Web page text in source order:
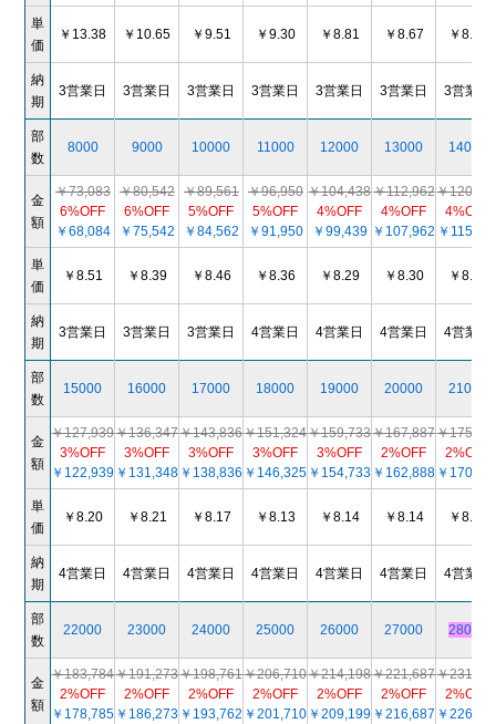
単
価
￥13.38 ￥10.65 ￥9.51 ￥9.30 ￥8.81 ￥8.67 ￥8.66
納
期
3営業日 3営業日 3営業日 3営業日 3営業日 3営業日 3営業日
部
数
8000 9000 10000 11000 12000 13000 14000
金
額
￥73,083
6%OFF
￥68,084
￥80,542
6%OFF
￥75,542
￥89,561
5%OFF
￥84,562
￥96,950
5%OFF
￥91,950
￥104,438
4%OFF
￥99,439
￥112,962
4%OFF
￥107,962
￥
4%OFF
￥
単
価
￥8.51 ￥8.39 ￥8.46 ￥8.36 ￥8.29 ￥8.30 ￥8.25
納
期
3営業日 3営業日 3営業日 4営業日 4営業日 4営業日 4営業日
部
数
15000 16000 17000 18000 19000 20000 21000
金
額
￥127,939
3%OFF
￥122,939
￥136,347
3%OFF
￥131,348
￥143,836
3%OFF
￥138,836
￥151,324
3%OFF
￥146,325
￥159,733
3%OFF
￥154,733
￥167,887
2%OFF
￥162,888
￥
2%OFF
￥
単
価
￥8.20 ￥8.21 ￥8.17 ￥8.13 ￥8.14 ￥8.14 ￥8.11
納
期
4営業日 4営業日 4営業日 4営業日 4営業日 4営業日 4営業日
部
数
22000 23000 24000 25000 26000 27000 28000
金
額
￥183,784
2%OFF
￥178,785
￥191,273
2%OFF
￥186,273
￥198,761
2%OFF
￥193,762
￥206,710
2%OFF
￥201,710
￥214,198
2%OFF
￥209,199
￥221,687
2%OFF
￥216,687
￥
2%OFF
￥